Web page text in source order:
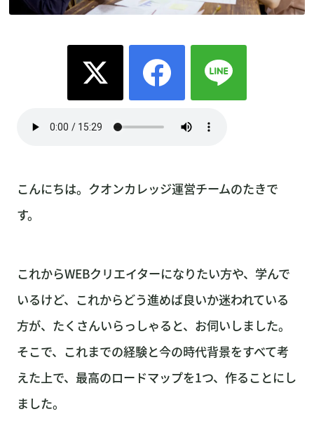
こんにちは。クオンカレッジ運営チームのたきで
す。
これからWEBクリエイターになりたい方や、学んで
いるけど、これからどう進めば良いか迷われている
方が、たくさんいらっしゃると、お伺いしました。
そこで、これまでの経験と今の時代背景をすべて考
えた上で、最高のロードマップを1つ、作ることにし
ました。